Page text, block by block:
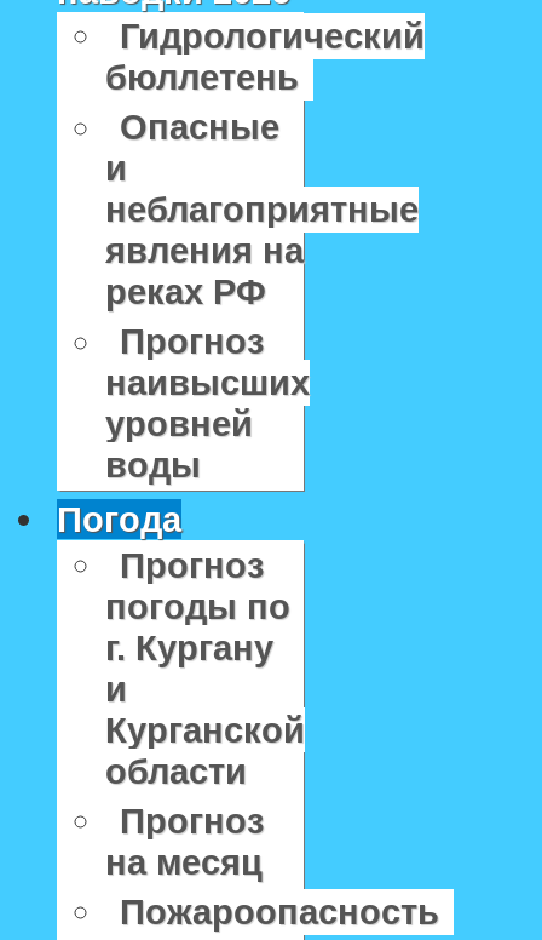
Гидрологический
бюллетень
Опасные
и
неблагоприятные
явления на
реках РФ
Прогноз
наивысших
уровней
воды
Погода
Прогноз
погоды по
г. Кургану
и
Курганской
области
Прогноз
на месяц
Пожароопасность